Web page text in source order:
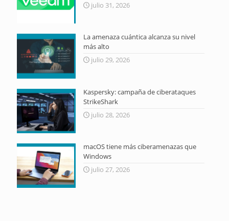
julio 31, 2026
La amenaza cuántica alcanza su nivel
más alto
julio 29, 2026
Kaspersky: campaña de ciberataques
StrikeShark
julio 28, 2026
macOS tiene más ciberamenazas que
Windows
julio 27, 2026